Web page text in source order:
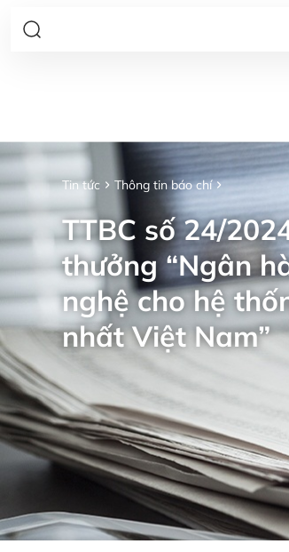
Tin tức Thông tin báo chí
TTBC số 24/
thưởng “Ngân
nghệ cho hệ
nhất Việt Nam”